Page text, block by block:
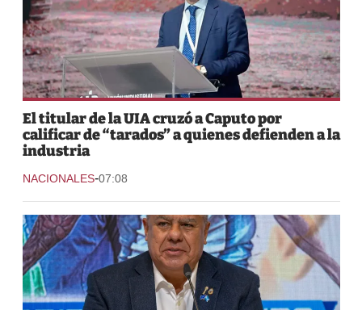
El titular de la UIA cruzó a Caputo por
calificar de “tarados” a quienes defienden a la
industria
NACIONALES-07:08